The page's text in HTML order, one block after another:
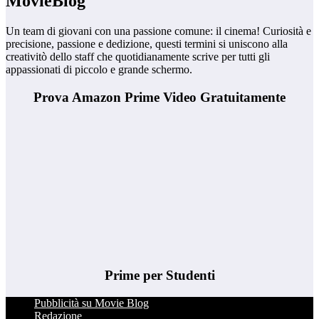
Un team di giovani con una passione comune: il cinema! Curiosità e
precisione, passione e dedizione, questi termini si uniscono alla
creativitò dello staff che quotidianamente scrive per tutti gli
appassionati di piccolo e grande schermo.
Prova Amazon Prime Video Gratuitamente
Prime per Studenti
Pubblicità su Movie Blog
Redazione